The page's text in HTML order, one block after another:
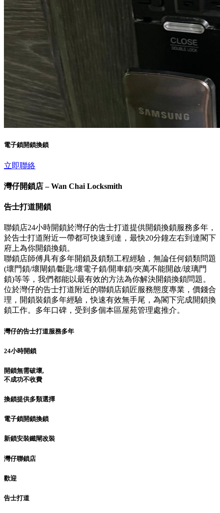
電子鎖開鎖換鎖
立即聯絡
灣仔開鎖店 – Wan Chai Locksmith
告士打道開鎖
聯鎖店24小時開鎖於灣仔的告士打道提供開鎖換鎖服務多年，
於告士打道附近一帶都可快速到達，最快20分鐘左右到達閣下
府上為你開鎖換鎖。
聯鎖店師傅具有多年開鎖及鎖類工程經驗，無論任何鎖類問題
(壞門鎖/壞閘鎖/斷匙/壞電子鎖/開車鎖/夾萬不能開啟/玻璃門
鎖)等等，我們都能以最有效的方法為你解決開鎖換鎖問題。
位於灣仔的告士打道附近的聯鎖店鎖匠服務態度專業，價錢合
理，開鎖裝鎖多年經驗，快速有效無手尾，為閣下完成開鎖換
鎖工作。多年口碑，受到多個本區屋苑管理處推介。
灣仔的告士打道服務多年
24小時開鎖
開鎖無需破壞,
不成功不收費
換鎖提供多類選擇
電子鎖開鎖換鎖
新鎖安裝鐵閘改裝
灣仔聯鎖店
歡迎
告士打道